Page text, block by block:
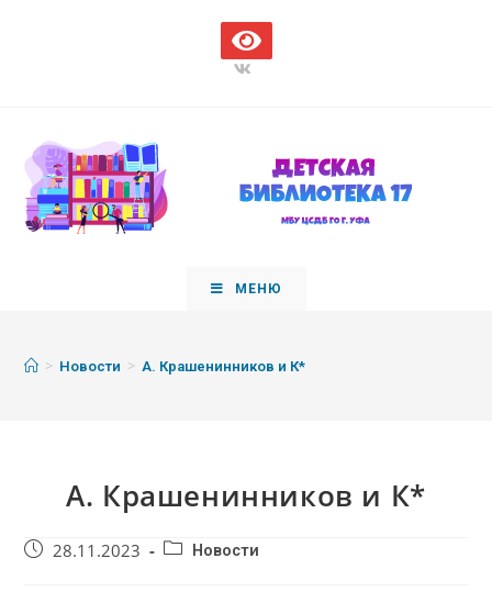
МЕНЮ
> Новости > А. Крашенинников и К*
А. Крашенинников и К*
28.11.2023 Новости